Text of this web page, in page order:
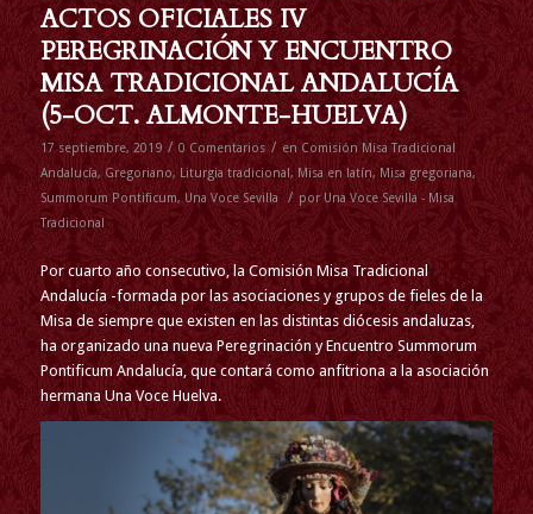
ACTOS OFICIALES IV
PEREGRINACIÓN Y ENCUENTRO
MISA TRADICIONAL ANDALUCÍA
(5-OCT. ALMONTE-HUELVA)
17 septiembre, 2019 / 0 Comentarios / en Comisión Misa Tradicional
Andalucía, Gregoriano, Liturgia tradicional, Misa en latín,Misa gregoriana,
Summorum Pontificum, Una Voce Sevilla / porUna Voce Sevilla - Misa
Tradicional
Por cuarto año consecutivo, la Comisión Misa Tradicional
Andalucía -formada por las asociaciones y grupos de fieles de la
Misa de siempre que existen en las distintas diócesis andaluzas,
ha organizado una nueva Peregrinación y Encuentro Summorum
Pontificum Andalucía, que contará como anfitriona a la asociación
hermana Una Voce Huelva.